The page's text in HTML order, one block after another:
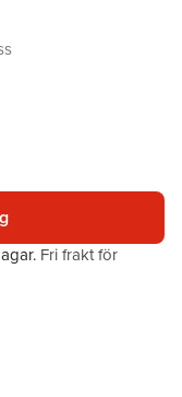
. Fri frakt för